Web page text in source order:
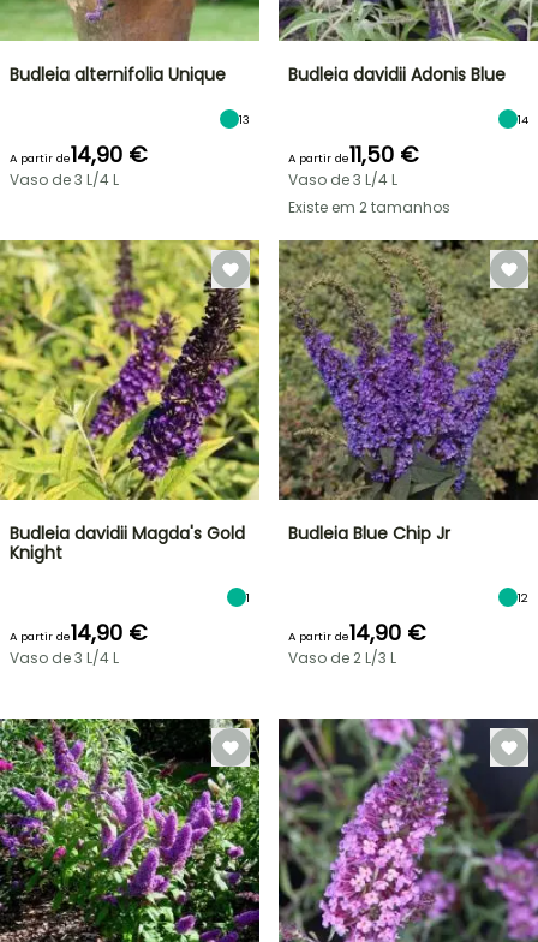
Budleia alternifolia Unique
13
A partir de14,90 €
Vaso de 3 L/4 L
Budleia davidii Adonis Blue
14
A partir de11,50 €
Vaso de 3 L/4 L
Existe em 2 tamanhos
Budleia davidii Magda's Gold
Knight
1
A partir de14,90 €
Vaso de 3 L/4 L
Budleia Blue Chip Jr
12
A partir de14,90 €
Vaso de 2 L/3 L